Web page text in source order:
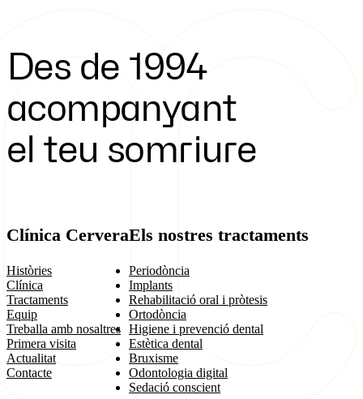
Des de 1994
acompanyant
el teu somriure
Clínica Cervera
Històries
Clínica
Tractaments
Equip
Treballa amb nosaltres
Primera visita
Actualitat
Contacte
Els nostres tractaments
Periodòncia
Implants
Rehabilitació oral i pròtesis
Ortodòncia
Higiene i prevenció dental
Estètica dental
Bruxisme
Odontologia digital
Sedació conscient